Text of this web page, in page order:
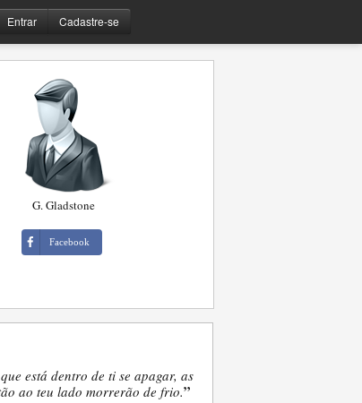
Entrar Cadastre-se
G. Gladstone
Facebook
está dentro de ti se apagar, as
ao teu lado morrerão de frio.”